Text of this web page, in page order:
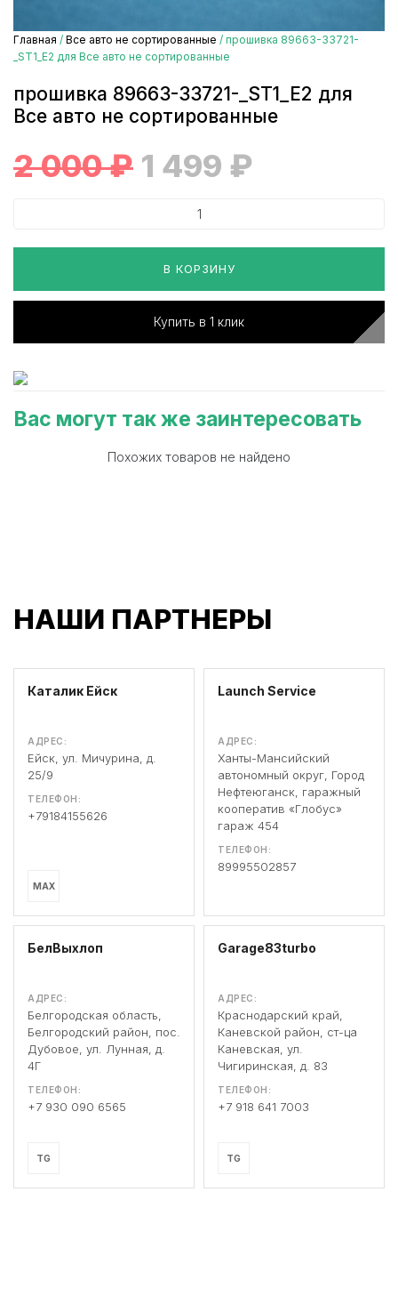
Главная / Все авто не сортированные / прошивка 89663-33721-
_ST1_E2 для Все авто не сортированные
прошивка 89663-33721-_ST1_E2 для
Все авто не сортированные
2 000₽ 1 499 ₽
В КОРЗИНУ
Купить в 1 клик
Вас могут так же заинтересовать
Похожих товаров не найдено
НАШИ ПАРТНЕРЫ
Каталик Ейск
АДРЕС:
Ейск, ул. Мичурина, д.
25/9
ТЕЛЕФОН:
+79184155626
MAX
Launch Service
АДРЕС:
Ханты-Мансийский
автономный округ, Город
Нефтеюганск, гаражный
кооператив «Глобус»
гараж 454
ТЕЛЕФОН:
89995502857
БелВыхлоп
АДРЕС:
Белгородская область,
Белгородский район, пос.
Дубовое, ул. Лунная, д.
4Г
ТЕЛЕФОН:
+7 930 090 6565
TG
Garage83turbo
АДРЕС:
Краснодарский край,
Каневской район, ст-ца
Каневская, ул.
Чигиринская, д. 83
ТЕЛЕФОН:
+7 918 641 7003
TG